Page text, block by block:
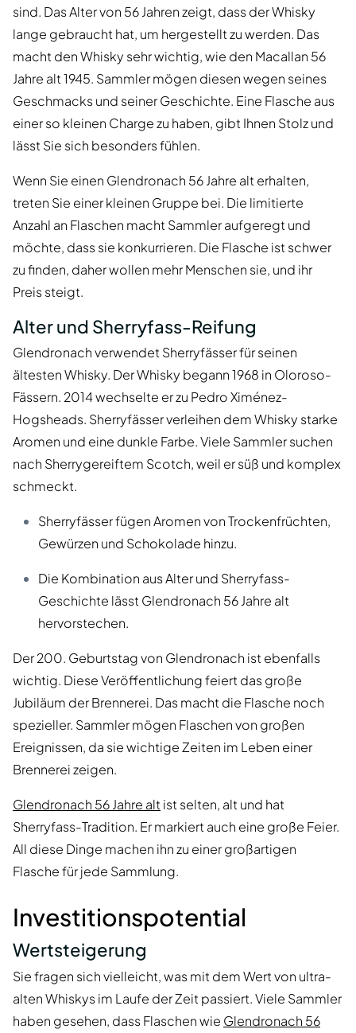
sind. Das Alter von 56 Jahren zeigt, dass der Whisky
lange gebraucht hat, um hergestellt zu werden. Das
macht den Whisky sehr wichtig, wie den Macallan 56
Jahre alt 1945. Sammler mögen diesen wegen seines
Geschmacks und seiner Geschichte. Eine Flasche aus
einer so kleinen Charge zu haben, gibt Ihnen Stolz und
lässt Sie sich besonders fühlen.
Wenn Sie einen Glendronach 56 Jahre alt erhalten,
treten Sie einer kleinen Gruppe bei. Die limitierte
Anzahl an Flaschen macht Sammler aufgeregt und
möchte, dass sie konkurrieren. Die Flasche ist schwer
zu finden, daher wollen mehr Menschen sie, und ihr
Preis steigt.
Alter und Sherryfass-Reifung
Glendronach verwendet Sherryfässer für seinen
ältesten Whisky. Der Whisky begann 1968 in Oloroso-
Fässern. 2014 wechselte er zu Pedro Ximénez-
Hogsheads. Sherryfässer verleihen dem Whisky starke
Aromen und eine dunkle Farbe. Viele Sammler suchen
nach Sherrygereiftem Scotch, weil er süß und komplex
schmeckt.
Sherryfässer fügen Aromen von Trockenfrüchten,
Gewürzen und Schokolade hinzu.
Die Kombination aus Alter und Sherryfass-
Geschichte lässt Glendronach 56 Jahre alt
hervorstechen.
Der 200. Geburtstag von Glendronach ist ebenfalls
wichtig. Diese Veröffentlichung feiert das große
Jubiläum der Brennerei. Das macht die Flasche noch
spezieller. Sammler mögen Flaschen von großen
Ereignissen, da sie wichtige Zeiten im Leben einer
Brennerei zeigen.
Glendronach 56 Jahre alt ist selten, alt und hat
Sherryfass-Tradition. Er markiert auch eine große Feier.
All diese Dinge machen ihn zu einer großartigen
Flasche für jede Sammlung.
Investitionspotential
Wertsteigerung
Sie fragen sich vielleicht, was mit dem Wert von ultra-
alten Whiskys im Laufe der Zeit passiert. Viele Sammler
haben gesehen, dass Flaschen wie Glendronach 56